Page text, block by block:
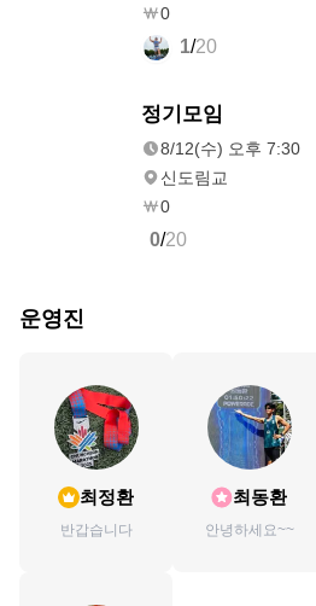
0
1/20
정기모임
8/12(수) 오후 7:30
신도림교
0
0/20
운영진
최정환
반갑습니다
최동환
안녕하세요~~